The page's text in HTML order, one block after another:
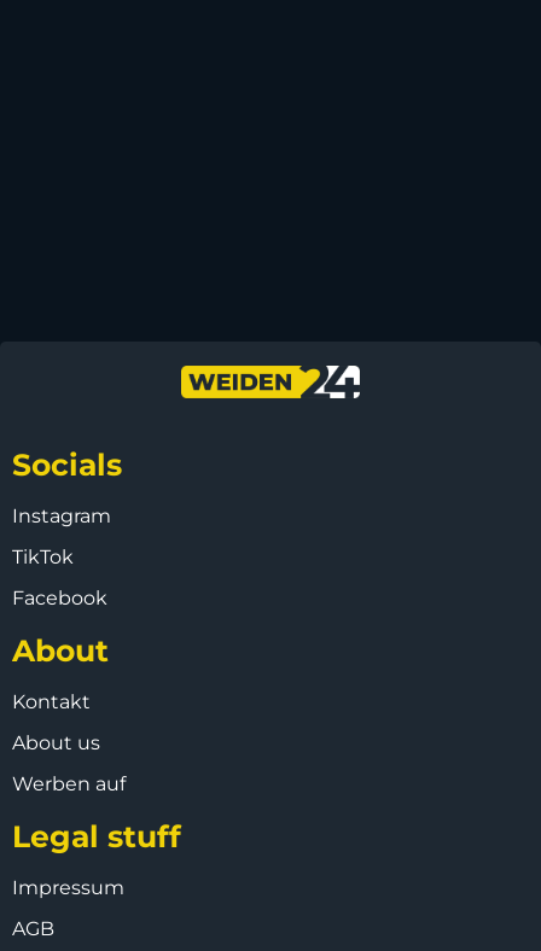
Socials
Instagram
TikTok
Facebook
About
Kontakt
About us
Werben auf
Legal stuff
Impressum
AGB